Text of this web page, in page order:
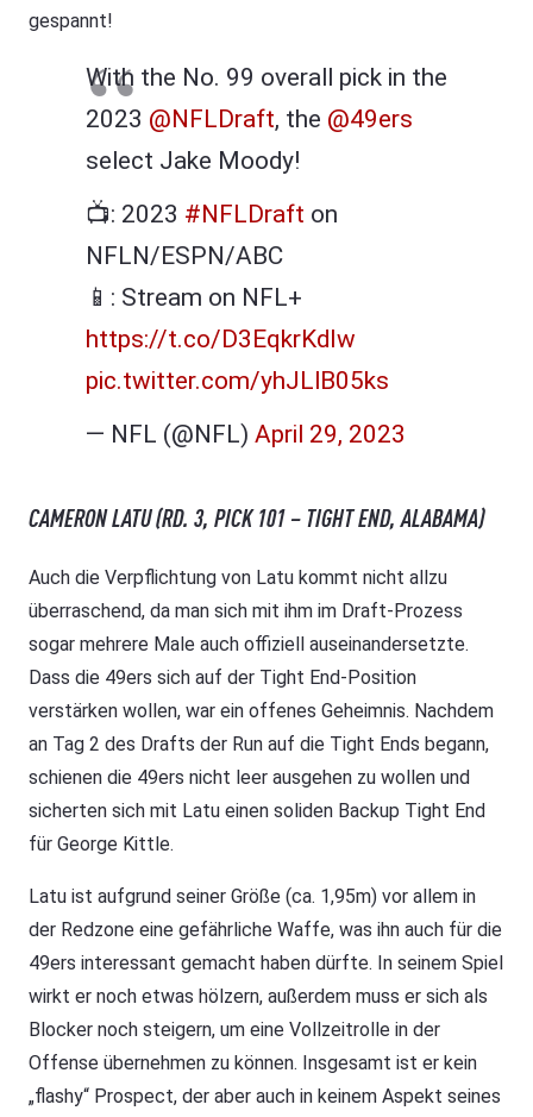
gespannt!
With the No. 99 overall pick in the
2023 @NFLDraft, the @49ers
select Jake Moody!
📺: 2023 #NFLDraft on
NFLN/ESPN/ABC
📱: Stream on NFL+
https://t.co/D3EqkrKdIw
pic.twitter.com/yhJLlB05ks
— NFL (@NFL) April 29, 2023
CAMERON LATU (RD. 3, PICK 101 – TIGHT END, ALABAMA)
Auch die Verpflichtung von Latu kommt nicht allzu
überraschend, da man sich mit ihm im Draft-Prozess
sogar mehrere Male auch offiziell auseinandersetzte.
Dass die 49ers sich auf der Tight End-Position
verstärken wollen, war ein offenes Geheimnis. Nachdem
an Tag 2 des Drafts der Run auf die Tight Ends begann,
schienen die 49ers nicht leer ausgehen zu wollen und
sicherten sich mit Latu einen soliden Backup Tight End
für George Kittle.
Latu ist aufgrund seiner Größe (ca. 1,95m) vor allem in
der Redzone eine gefährliche Waffe, was ihn auch für die
49ers interessant gemacht haben dürfte. In seinem Spiel
wirkt er noch etwas hölzern, außerdem muss er sich als
Blocker noch steigern, um eine Vollzeitrolle in der
Offense übernehmen zu können. Insgesamt ist er kein
„flashy“ Prospect, der aber auch in keinem Aspekt seines